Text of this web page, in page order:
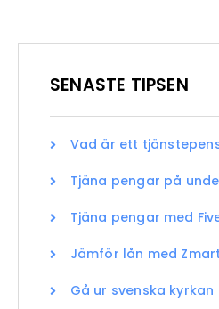
SENASTE TIPSEN
Vad är ett
Tjäna pengar på
Tjäna pengar med
Jämför lån med
Gå ur svenska